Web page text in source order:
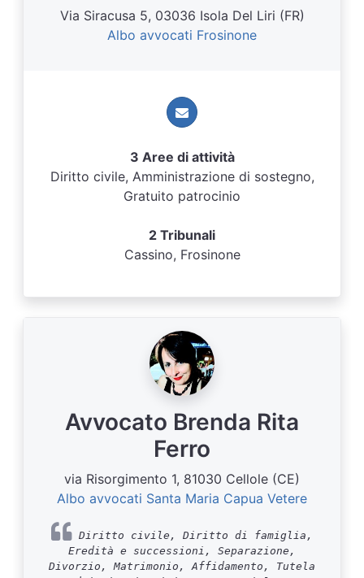
Via Siracusa 5, 03036 Isola Del Liri (FR)
Albo avvocati Frosinone
3 Aree di attività
Diritto civile, Amministrazione di sostegno,
Gratuito patrocinio
2 Tribunali
Cassino, Frosinone
Avvocato Brenda Rita
Ferro
via Risorgimento 1, 81030 Cellole (CE)
Albo avvocati Santa Maria Capua Vetere
Diritto civile, Diritto di famiglia,
Eredità e successioni, Separazione,
Divorzio, Matrimonio, Affidamento, Tutela